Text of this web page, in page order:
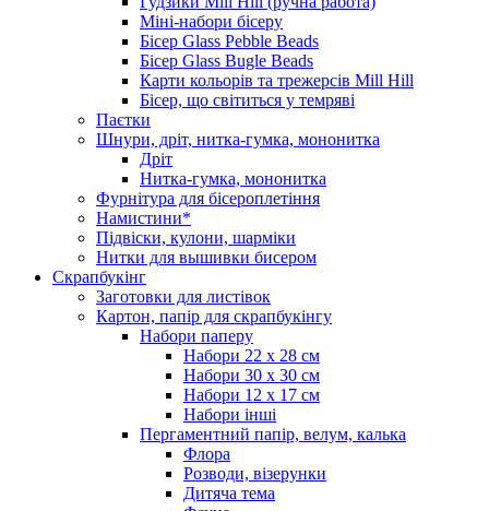
Міні-набори бісеру
Бісер Glass Pebble Beads
Бісер Glass Bugle Beads
Карти кольорів та трежерсів Mill Hill
Бісер, що світиться у темряві
Паєтки
Шнури, дріт, нитка-гумка, мононитка
Дріт
Нитка-гумка, мононитка
Фурнітура для бісероплетіння
Намистини*
Підвіски, кулони, шарміки
Нитки для вышивки бисером
Скрапбукінг
Заготовки для листівок
Картон, папір для скрапбукінгу
Набори паперу
Набори 22 х 28 см
Набори 30 х 30 см
Набори 12 х 17 см
Набори інші
Пергаментний папір, велум, калька
Флора
Розводи, візерунки
Дитяча тема